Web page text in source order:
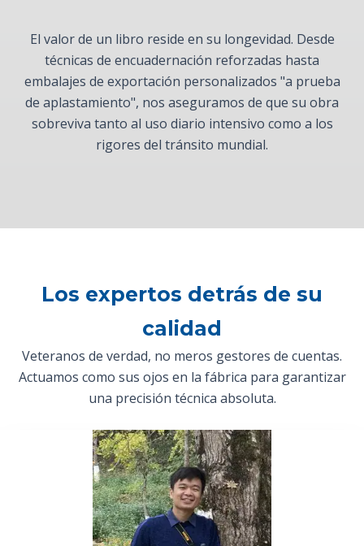
El valor de un libro reside en su longevidad. Desde
técnicas de encuadernación reforzadas hasta
embalajes de exportación personalizados "a prueba
de aplastamiento", nos aseguramos de que su obra
sobreviva tanto al uso diario intensivo como a los
rigores del tránsito mundial.
Los expertos detrás de su
calidad
Veteranos de verdad, no meros gestores de cuentas.
Actuamos como sus ojos en la fábrica para garantizar
una precisión técnica absoluta.